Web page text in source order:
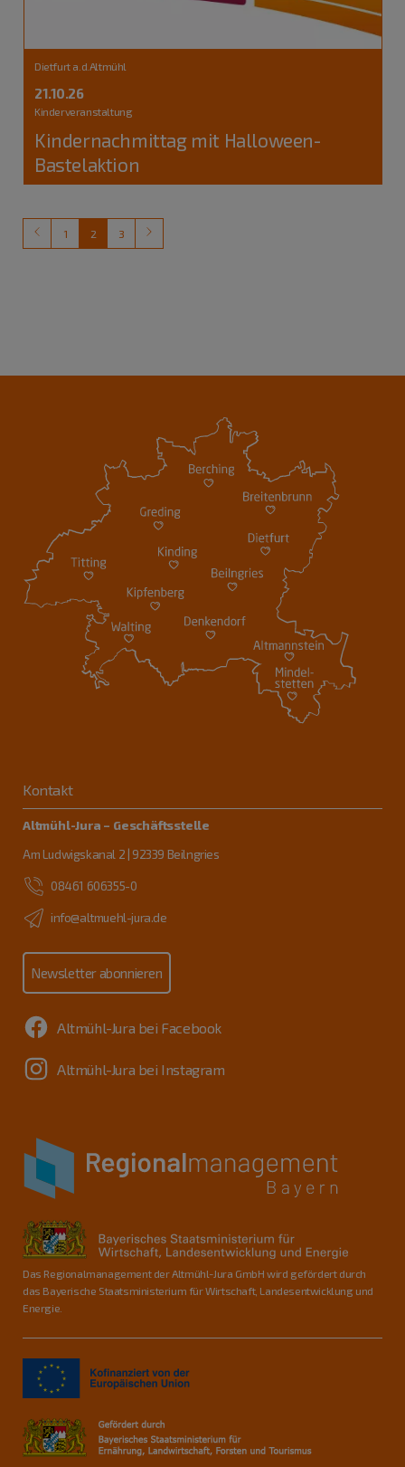
Dietfurt a.d.Altmühl
21.10.26
Kinderveranstaltung
Kindernachmittag mit Halloween-
Bastelaktion
1 2 3
Kontakt
Altmühl-Jura – Geschäftsstelle
Am Ludwigskanal 2 | 92339 Beilngries
08461 606355-0
info@altmuehl-jura.de
Newsletter abonnieren
Altmühl-Jura bei Facebook
Altmühl-Jura bei Instagram
Das Regionalmanagement der Altmühl-Jura GmbH wird gefördert durch
das Bayerische Staatsministerium für Wirtschaft, Landesentwicklung und
Energie.